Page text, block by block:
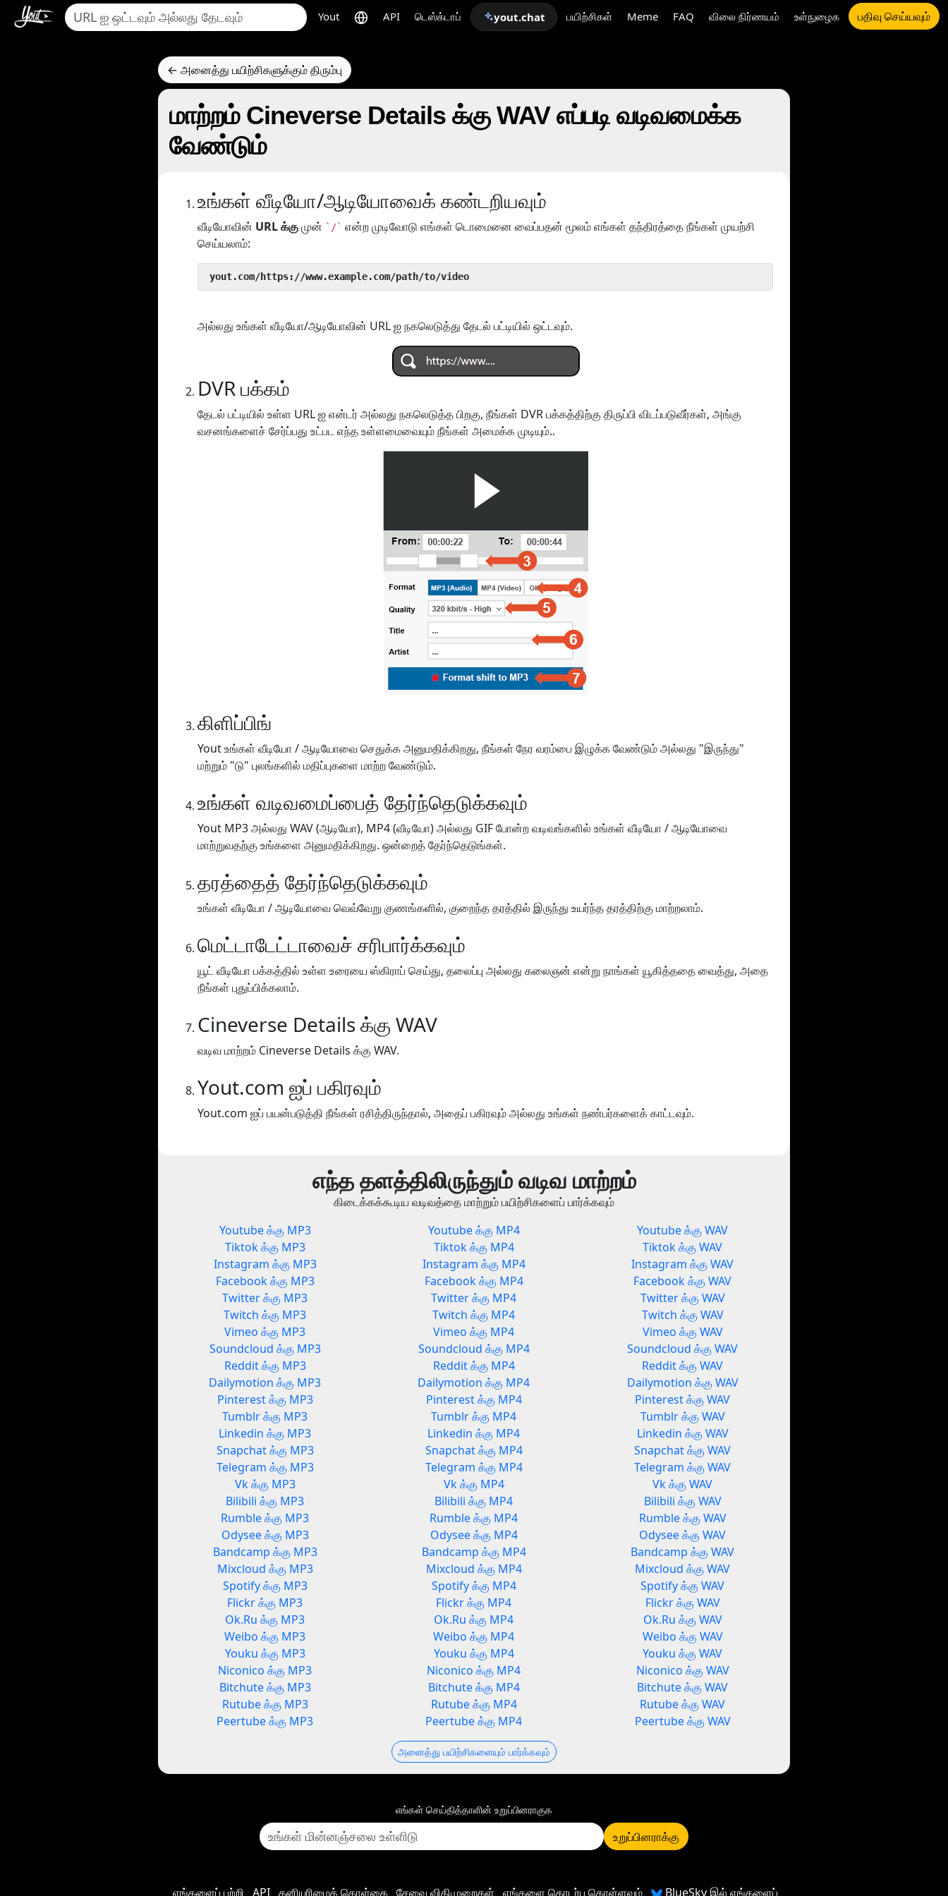
Yout API டெஸ்க்டாப் yout.chat பயிற்சிகள் Meme FAQ விலை நிர்ணயம் உள்நுழைக பதிவு செய்யவும்
← அனைத்து பயிற்சிகளுக்கும் திரும்பு
மாற்றம் Cineverse Details க்கு WAV எப்படி வடிவமைக்க
வேண்டும்
உங்கள் வீடியோ/ஆடியோவைக் கண்டறியவும்
வீடியோவின் URL க்குமுன் `/` என்ற முடிவோடு எங்கள் டொமைனை வைப்பதன் மூலம் எங்கள் தந்திரத்தை நீங்கள் முயற்சி
செய்யலாம்:
yout.com/https://www.example.com/path/to/video
அல்லது உங்கள் வீடியோ/ஆடியோவின் URL ஐ நகலெடுத்து தேடல் பட்டியில் ஒட்டவும்.
DVR பக்கம்
தேடல் பட்டியில் உள்ள URL ஐ என்டர் அல்லது நகலெடுத்த பிறகு, நீங்கள் DVR பக்கத்திற்கு திருப்பி விடப்படுவீர்கள், அங்கு
வசனங்களைச் சேர்ப்பது உட்பட எந்த உள்ளமைவையும் நீங்கள் அமைக்க முடியும்..
கிளிப்பிங்
Yout உங்கள் வீடியோ / ஆடியோவை செதுக்க அனுமதிக்கிறது, நீங்கள் நேர வரம்பை இழுக்க வேண்டும் அல்லது "இருந்து"
மற்றும் "டு" புலங்களில் மதிப்புகளை மாற்ற வேண்டும்.
உங்கள் வடிவமைப்பைத் தேர்ந்தெடுக்கவும்
Yout MP3 அல்லது WAV (ஆடியோ), MP4 (வீடியோ) அல்லது GIF போன்ற வடிவங்களில் உங்கள் வீடியோ / ஆடியோவை
மாற்றுவதற்கு உங்களை அனுமதிக்கிறது. ஒன்றைத் தேர்ந்தெடுங்கள்.
தரத்தைத் தேர்ந்தெடுக்கவும்
உங்கள் வீடியோ / ஆடியோவை வெவ்வேறு குணங்களில், குறைந்த தரத்தில் இருந்து உயர்ந்த தரத்திற்கு மாற்றலாம்.
மெட்டாடேட்டாவைச் சரிபார்க்கவும்
யூட் வீடியோ பக்கத்தில் உள்ள உரையை ஸ்கிராப் செய்து, தலைப்பு அல்லது கலைஞன் என்று நாங்கள் யூகித்ததை வைத்து, அதை
நீங்கள் புதுப்பிக்கலாம்.
Cineverse Details க்கு WAV
வடிவ மாற்றம் Cineverse Details க்கு WAV.
Yout.com ஐப் பகிரவும்
Yout.com ஐப் பயன்படுத்தி நீங்கள் ரசித்திருந்தால், அதைப் பகிரவும் அல்லது உங்கள் நண்பர்களைக் காட்டவும்.
எந்த தளத்திலிருந்தும் வடிவ மாற்றம்
கிடைக்கக்கூடிய வடிவத்தை மாற்றும் பயிற்சிகளைப் பார்க்கவும்
Youtube க்கு MP3
Tiktok க்கு MP3
Instagram க்கு MP3
Facebook க்கு MP3
Twitter க்கு MP3
Twitch க்கு MP3
Vimeo க்கு MP3
Soundcloud க்கு MP3
Reddit க்கு MP3
Dailymotion க்கு MP3
Pinterest க்கு MP3
Tumblr க்கு MP3
Linkedin க்கு MP3
Snapchat க்கு MP3
Telegram க்கு MP3
Vk க்கு MP3
Bilibili க்கு MP3
Rumble க்கு MP3
Odysee க்கு MP3
Bandcamp க்கு MP3
Mixcloud க்கு MP3
Spotify க்கு MP3
Flickr க்கு MP3
Ok.Ru க்கு MP3
Weibo க்கு MP3
Youku க்கு MP3
Niconico க்கு MP3
Bitchute க்கு MP3
Rutube க்கு MP3
Peertube க்கு MP3
Youtube க்கு MP4
Tiktok க்கு MP4
Instagram க்கு MP4
Facebook க்கு MP4
Twitter க்கு MP4
Twitch க்கு MP4
Vimeo க்கு MP4
Soundcloud க்கு MP4
Reddit க்கு MP4
Dailymotion க்கு MP4
Pinterest க்கு MP4
Tumblr க்கு MP4
Linkedin க்கு MP4
Snapchat க்கு MP4
Telegram க்கு MP4
Vk க்கு MP4
Bilibili க்கு MP4
Rumble க்கு MP4
Odysee க்கு MP4
Bandcamp க்கு MP4
Mixcloud க்கு MP4
Spotify க்கு MP4
Flickr க்கு MP4
Ok.Ru க்கு MP4
Weibo க்கு MP4
Youku க்கு MP4
Niconico க்கு MP4
Bitchute க்கு MP4
Rutube க்கு MP4
Peertube க்கு MP4
Youtube க்கு WAV
Tiktok க்கு WAV
Instagram க்கு WAV
Facebook க்கு WAV
Twitter க்கு WAV
Twitch க்கு WAV
Vimeo க்கு WAV
Soundcloud க்கு WAV
Reddit க்கு WAV
Dailymotion க்கு WAV
Pinterest க்கு WAV
Tumblr க்கு WAV
Linkedin க்கு WAV
Snapchat க்கு WAV
Telegram க்கு WAV
Vk க்கு WAV
Bilibili க்கு WAV
Rumble க்கு WAV
Odysee க்கு WAV
Bandcamp க்கு WAV
Mixcloud க்கு WAV
Spotify க்கு WAV
Flickr க்கு WAV
Ok.Ru க்கு WAV
Weibo க்கு WAV
Youku க்கு WAV
Niconico க்கு WAV
Bitchute க்கு WAV
Rutube க்கு WAV
Peertube க்கு WAV
அனைத்து பயிற்சிகளையும் பார்க்கவும்
எங்கள் செய்தித்தாளின் உறுப்பினராகுக
உறுப்பினராக்கு
எங்களைப் பற்றி API தனியுரிமைக் கொள்கை சேவை விதிமுறைகள் எங்களை தொடர்பு கொள்ளவும் BlueSky இல் எங்களைப்